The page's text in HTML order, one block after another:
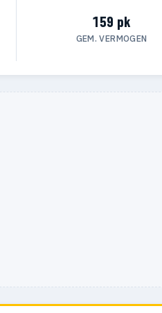
159 pk
GEM. VERMOGEN